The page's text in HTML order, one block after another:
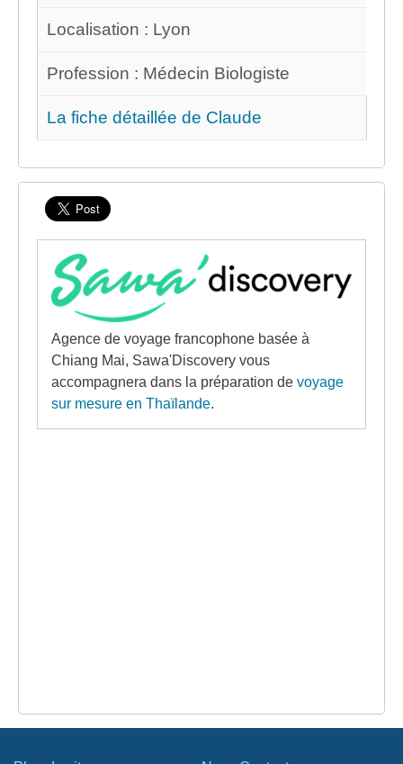
Localisation : Lyon
Profession : Médecin Biologiste
La fiche détaillée de Claude
Agence de voyage francophone basée à
Chiang Mai, Sawa'Discovery vous
accompagnera dans la préparation de voyage
sur mesure en Thaïlande.